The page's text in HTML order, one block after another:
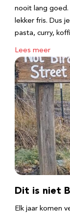
nooit lang
lekker fris. Dus
pasta, curry,
Lees meer
Dit is niet
Elk jaar komen